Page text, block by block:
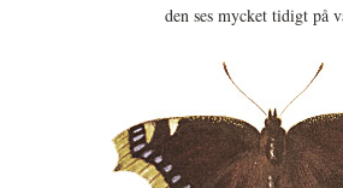
den ses mycket tidigt på